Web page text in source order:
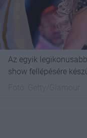
Az egyik
show fellépésére